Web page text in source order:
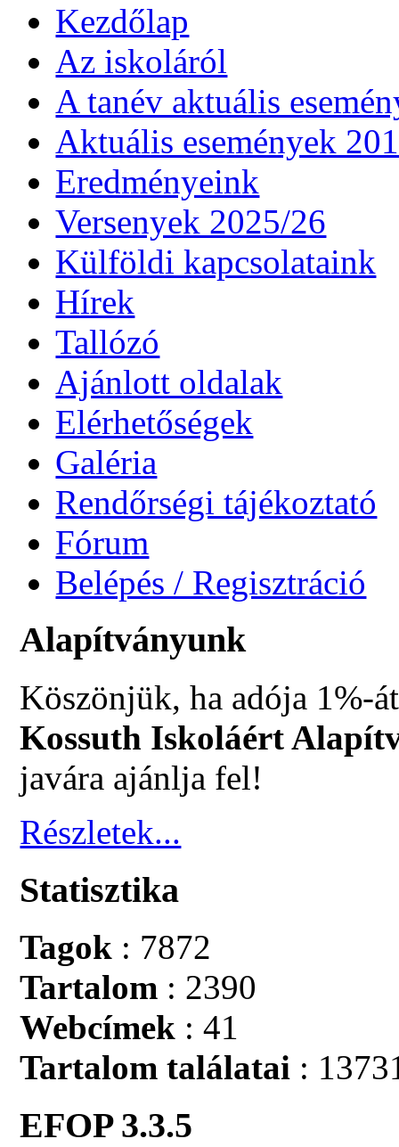
Kezdőlap
Az iskoláról
A tanév aktuális
Aktuális események
Eredményeink
Versenyek 2025/26
Külföldi kapcsolataink
Hírek
Tallózó
Ajánlott oldalak
Elérhetőségek
Galéria
Rendőrségi tájékoztató
Fórum
Belépés / Regisztráció
Alapítványunk
Köszönjük, ha adója 1%-
Kossuth Iskoláért
javára ajánlja fel!
Részletek...
Statisztika
Tagok : 7872
Tartalom : 2390
Webcímek : 41
Tartalom találatai :
EFOP 3.3.5